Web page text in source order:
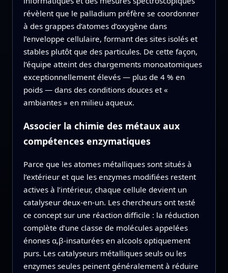
révèlent que le palladium préfère se coordonner
à des grappes d’atomes d’oxygène dans
l’enveloppe cellulaire, formant des sites isolés et
stables plutôt que des particules. De cette façon,
l’équipe atteint des chargements monoatomiques
exceptionnellement élevés — plus de 4 % en
poids — dans des conditions douces et «
ambiantes » en milieu aqueux.
Associer la chimie des métaux aux
compétences enzymatiques
Parce que les atomes métalliques sont situés à
l’extérieur et que les enzymes modifiées restent
actives à l’intérieur, chaque cellule devient un
catalyseur deux-en-un. Les chercheurs ont testé
ce concept sur une réaction difficile : la réduction
complète d’une classe de molécules appelées
énones α,β-insaturées en alcools optiquement
purs. Les catalyseurs métalliques seuls ou les
enzymes seules peinent généralement à réduire